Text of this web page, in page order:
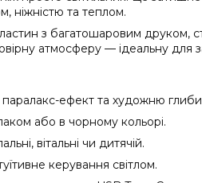
ніжністю та теплом.
з багатошаровим
атмосферу — ідеальну для
ефект та художню
або в чорному кольорі.
вітальні чи дитячій.
керування світлом.